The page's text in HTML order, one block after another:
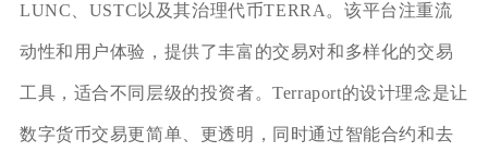
LUNC、USTC以及其治理代币TERRA。该平台注重流
动性和用户体验，提供了丰富的交易对和多样化的交易
工具，适合不同层级的投资者。Terraport的设计理念是让
数字货币交易更简单、更透明，同时通过智能合约和去